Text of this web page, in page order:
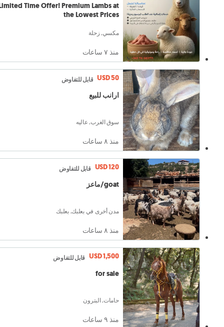
Time Offer! Premium Lambs at
the Lowest Prices
مكسي, زحلة
منذ ٧ ساعات
USD 50 قابل للتفاوض
ارانب للبيع
سوق الغرب, عاليه
منذ ٨ ساعات
USD 120 قابل للتفاوض
goat/ماعز
مدن أخرى في بعلبك, بعلبك
منذ ٨ ساعات
USD 1,500 قابل للتفاوض
for sale
حامات, البترون
منذ ٩ ساعات